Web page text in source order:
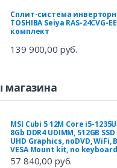
Сплит-система
TOSHIBA Seiya RAS-24CVG-EE
комплект
139 900,00 руб.
магазина
MSI Cubi 5 12M Core i5-
8Gb DDR4 UDIMM, 512GB
UHD Graphics, noDVD, WiFi,
VESA Mount kit, no
57 840,00 руб.